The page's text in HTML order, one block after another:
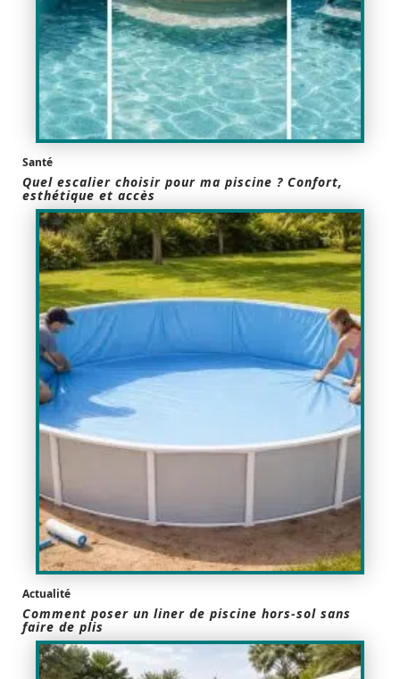
Santé
Quel escalier choisir pour ma piscine ? Confort,
esthétique et accès
Actualité
Comment poser un liner de piscine hors-sol sans
faire de plis